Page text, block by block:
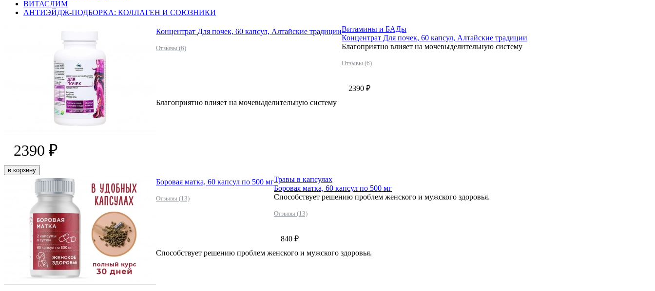
ВИТАСЛИМ
АНТИЭЙДЖ‑ПОДБОРКА: КОЛЛАГЕН И СОЮЗНИКИ
Концентрат Для почек, 60 капсул, Алтайские традиции
Отзывы (6)
Витамины и БАДы
Концентрат Для почек, 60 капсул, Алтайские традиции
Благоприятно влияет на мочевыделительную систему
Отзывы (6)
2390 ₽
Благоприятно влияет на мочевыделительную систему
2390 ₽
в корзину
Боровая матка, 60 капсул по 500 мг
Отзывы (13)
Травы в капсулах
Боровая матка, 60 капсул по 500 мг
Способствует решению проблем женского и мужского здоровья.
Отзывы (13)
840 ₽
Способствует решению проблем женского и мужского здоровья.